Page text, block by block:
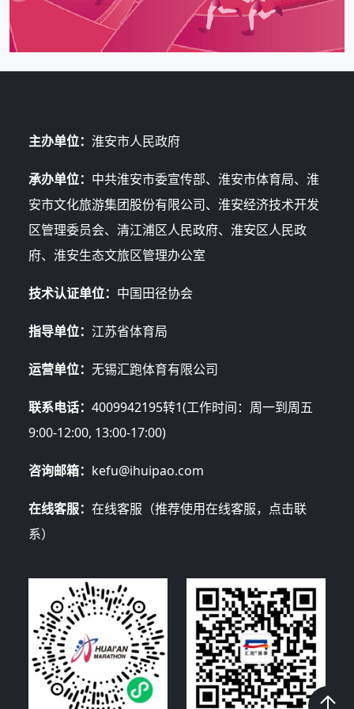
主办单位： 淮安市人民政府
承办单位： 中共淮安市委宣传部、淮安市体育局、淮
安市文化旅游集团股份有限公司、淮安经济技术开发
区管理委员会、清江浦区人民政府、淮安区人民政
府、淮安生态文旅区管理办公室
技术认证单位： 中国田径协会
指导单位： 江苏省体育局
运营单位： 无锡汇跑体育有限公司
联系电话： 4009942195转1(工作时间：周一到周五
9:00-12:00, 13:00-17:00)
咨询邮箱： kefu@ihuipao.com
在线客服： 在线客服（推荐使用在线客服，点击联
系）